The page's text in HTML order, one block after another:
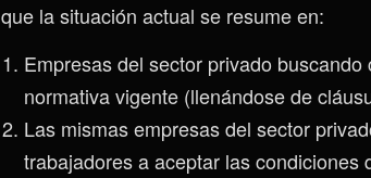
que la situación actual se resume en:
Empresas del sector privado
normativa vigente (llenándose de
Las mismas empresas del sector
trabajadores a aceptar las condiciones